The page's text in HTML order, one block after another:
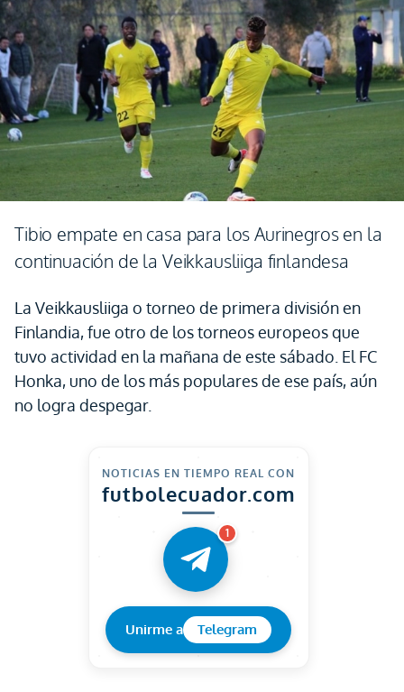
Tibio empate en casa para los Aurinegros en la
continuación de la Veikkausliiga finlandesa
La Veikkausliiga o torneo de primera división en
Finlandia, fue otro de los torneos europeos que
tuvo actividad en la mañana de este sábado. El FC
Honka, uno de los más populares de ese país, aún
no logra despegar.
NOTICIAS EN TIEMPO REAL CON
futbolecuador.com
1
Unirme a Telegram